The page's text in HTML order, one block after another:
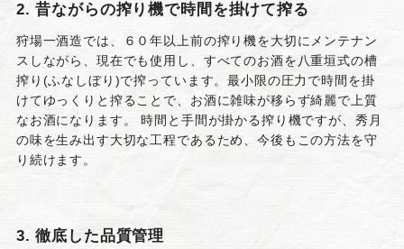
2. 昔ながらの搾り機で時間を掛けて搾る
狩場一酒造では、６０年以上前の搾り機を大切にメンテナン
スしながら、現在でも使用し、すべてのお酒を八重垣式の槽
搾り(ふなしぼり)で搾っています。最小限の圧力で時間を掛
けてゆっくりと搾ることで、お酒に雑味が移らず綺麗で上質
なお酒になります。 時間と手間が掛かる搾り機ですが、秀月
の味を生み出す大切な工程であるため、今後もこの方法を守
り続けます。
3. 徹底した品質管理